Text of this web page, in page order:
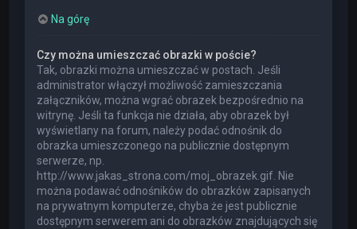
Na górę
Czy można umieszczać obrazki w poście?
Tak, obrazki można umieszczać w postach. Jeśli
administrator włączył możliwość zamieszczania
załączników, można wgrać obrazek bezpośrednio na
witrynę. Jeśli ta funkcja nie działa, aby obrazek był
wyświetlany na forum, należy podać odnośnik do
obrazka umieszczonego na publicznie dostępnym
serwerze, np.
http://www.jakas_strona.com/moj_obrazek.gif. Nie
można podawać odnośników do obrazków zapisanych
na prywatnym komputerze, chyba że jest publicznie
dostępnym serwerem ani do obrazków znajdujących się